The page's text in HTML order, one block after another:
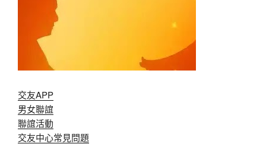
交友APP
男女聯誼
聯誼活動
交友中心常見問題